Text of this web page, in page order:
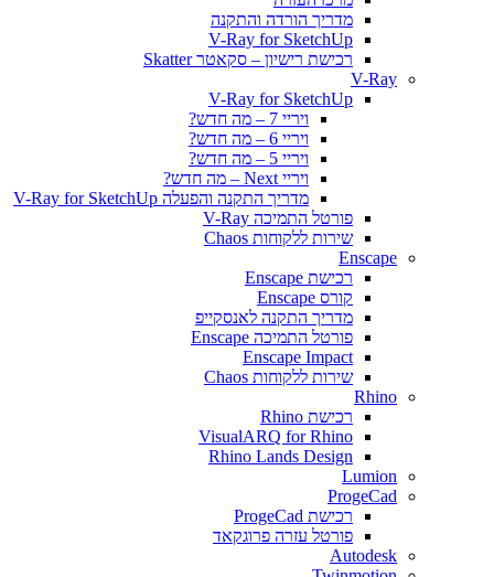
מדריך הורדה והתקנה
V-Ray for SketchUp
רכישת רישיון – סקאטר Skatter
V-Ray
V-Ray for SketchUp
ויריי 7 – מה חדש?
ויריי 6 – מה חדש?
ויריי 5 – מה חדש?
ויריי Next – מה חדש?
מדריך התקנה והפעלה V-Ray for SketchUp
פורטל התמיכה V-Ray
שירות ללקוחות Chaos
Enscape
רכישת Enscape
קורס Enscape
מדריך התקנה לאנסקייפ
פורטל התמיכה Enscape
Enscape Impact
שירות ללקוחות Chaos
Rhino
רכישת Rhino
VisualARQ for Rhino
Rhino Lands Design
Lumion
ProgeCad
רכישת ProgeCad
פורטל עזרה פרוגקאד
Autodesk